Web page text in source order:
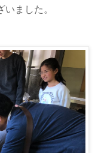
ました。